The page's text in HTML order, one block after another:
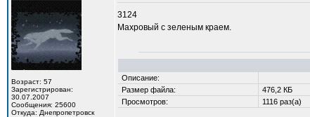
Возраст: 57
Зарегистрирован:
30.07.2007
Сообщения: 25600
Откуда: Днепропетровск
3124
Махровый с зеленым краем.
Описание:
Размер файла:
476,2 КБ
Просмотров:
1116 раз(а)